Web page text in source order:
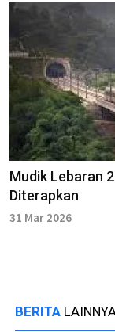
Mudik Lebaran
Diterapkan
31 Mar 2026
BERITA